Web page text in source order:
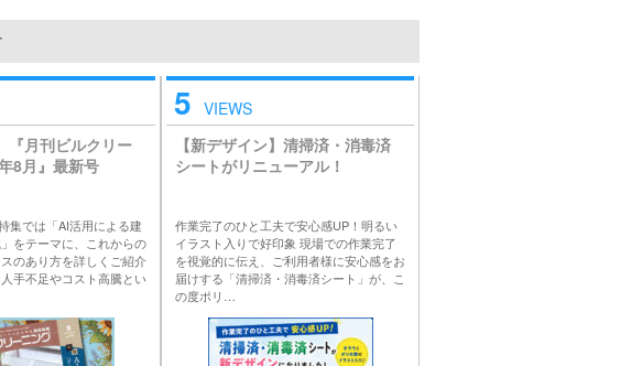
『月刊ビルクリー
8月』最新号
集では「AI活用による建
をテーマに、これからの
のあり方を詳しくご紹介
手不足やコスト高騰とい
5 VIEWS
【新デザイン】清掃済・消毒済
シートがリニューアル！
作業完了のひと工夫で安心感UP！明るい
イラスト入りで好印象 現場での作業完了
を視覚的に伝え、ご利用者様に安心感をお
届けする「清掃済・消毒済シート」が、こ
の度ポリ…